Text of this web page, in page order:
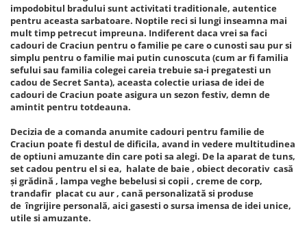
impodobitul bradului sunt activitati traditionale, autentice
pentru aceasta sarbatoare. Noptile reci si lungi inseamna mai
mult timp petrecut impreuna. Indiferent daca vrei sa faci
cadouri de Craciun pentru o familie pe care o cunosti sau pur si
simplu pentru o familie mai putin cunoscuta (cum ar fi familia
sefului sau familia colegei careia trebuie sa-i pregatesti un
cadou de Secret Santa), aceasta colectie uriasa de idei de
cadouri de Craciun poate asigura un sezon festiv, demn de
amintit pentru totdeauna.
Decizia de a comanda anumite cadouri pentru familie de
Craciun poate fi destul de dificila, avand in vedere multitudinea
de optiuni amuzante din care poti sa alegi. De la aparat de tuns,
set cadou pentru el si ea, halate de baie , obiect decorativ casă
și grădină , lampa veghe bebelusi si copii , creme de corp,
trandafir placat cu aur , cană personalizată si produse
de îngrijire personală, aici gasesti o sursa imensa de idei unice,
utile si amuzante.